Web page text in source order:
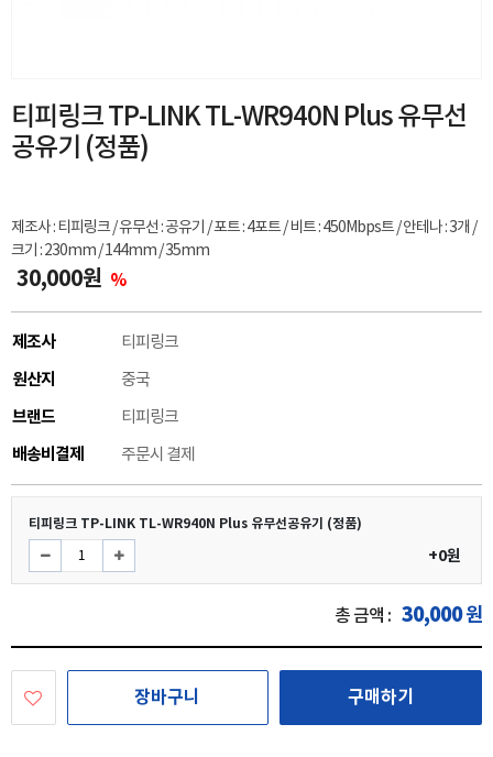
티피링크 TP-LINK TL-WR940N Plus 유무선
공유기 (정품)
제조사 : 티피링크 / 유무선 : 공유기 / 포트 : 4포트 / 비트 : 450Mbps트 / 안테나 : 3개 /
크기 : 230mm / 144mm / 35mm
30,000원 %
제조사
티피링크
원산지
중국
브랜드
티피링크
배송비결제
주문시 결제
티피링크 TP-LINK TL-WR940N Plus 유무선공유기 (정품)
+0원
총 금액 : 30,000원
장바구니 구매하기